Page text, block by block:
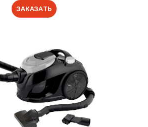
ЗАКАЗАТЬ